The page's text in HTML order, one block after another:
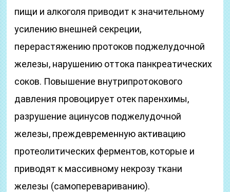
пищи и алкоголя приводит к значительному
усилению внешней секреции,
перерастяжению протоков поджелудочной
железы, нарушению оттока панкреатических
соков. Повышение внутрипротокового
давления провоцирует отек паренхимы,
разрушение ацинусов поджелудочной
железы, преждевременную активацию
протеолитических ферментов, которые и
приводят к массивному некрозу ткани
железы (самоперевариванию).